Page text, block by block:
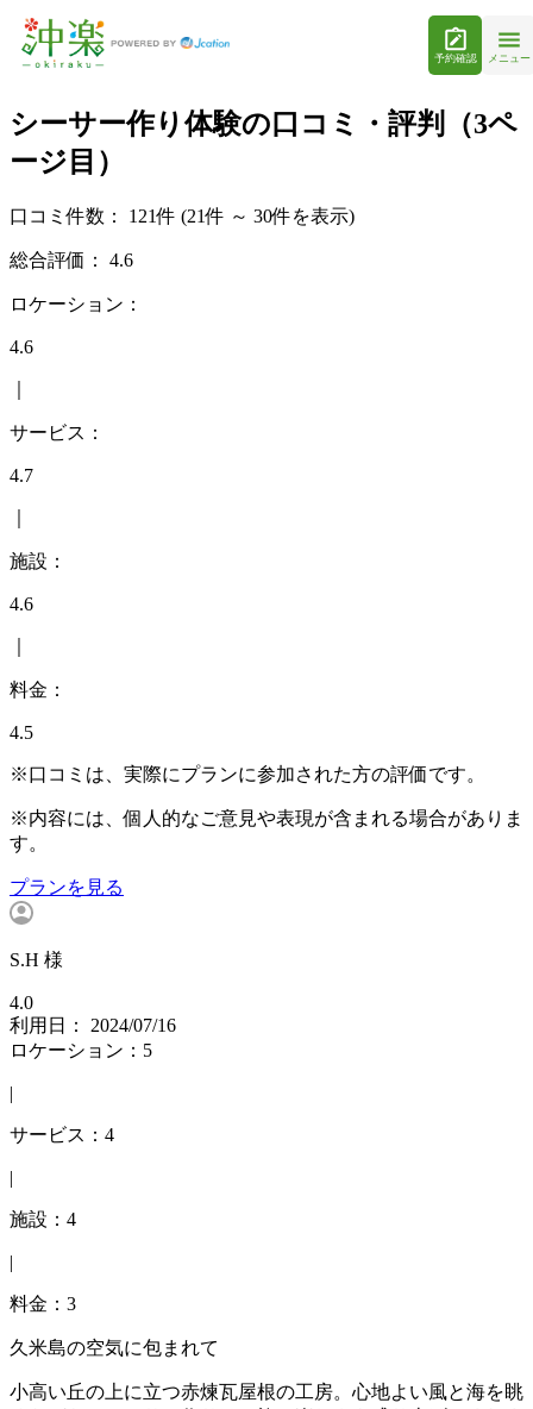
予約確認 メニュー
シーサー作り体験の口コミ・評判（3ペ
ージ目）
口コミ件数： 121件 (21件 ～ 30件を表示)
総合評価： 4.6
ロケーション：
4.6
サービス：
4.7
施設：
4.6
料金：
4.5
※口コミは、実際にプランに参加された方の評価です。
※内容には、個人的なご意見や表現が含まれる場合がありま
す。
プランを見る
S.H 様
4.0
利用日： 2024/07/16
ロケーション：5
|
サービス：4
|
施設：4
|
料金：3
久米島の空気に包まれて
小高い丘の上に立つ赤煉瓦屋根の工房。心地よい風と海を眺